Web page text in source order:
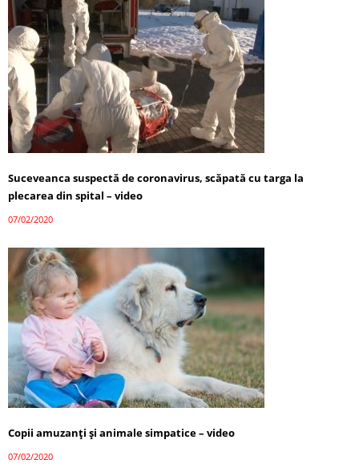
Suceveanca suspectă de coronavirus, scăpată cu targa la
plecarea din spital – video
07/02/2020
Copii amuzanți și animale simpatice – video
07/02/2020